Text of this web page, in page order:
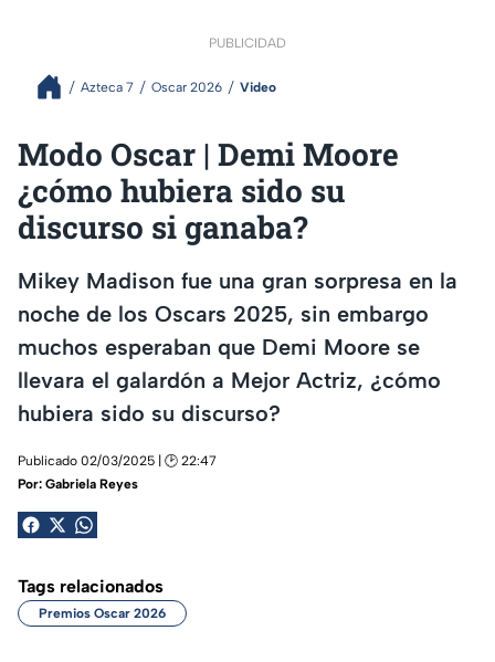
PUBLICIDAD
Azteca 7 Oscar 2026 Video
Modo Oscar | Demi Moore
¿cómo hubiera sido su
discurso si ganaba?
Mikey Madison fue una gran sorpresa en la
noche de los Oscars 2025, sin embargo
muchos esperaban que Demi Moore se
llevara el galardón a Mejor Actriz, ¿cómo
hubiera sido su discurso?
Publicado 02/03/2025 | 🕑 22:47
Por: Gabriela Reyes
Tags relacionados
Premios Oscar 2026